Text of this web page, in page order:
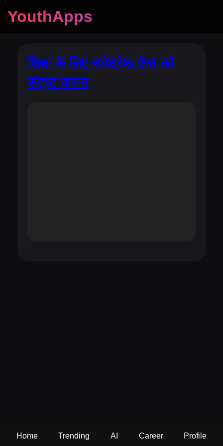
YouthApps
शिक्षा के लिए सर्वश्रेष्ठ ऐप्स को
संतुष्ट करना
Home Trending AI Career Profile